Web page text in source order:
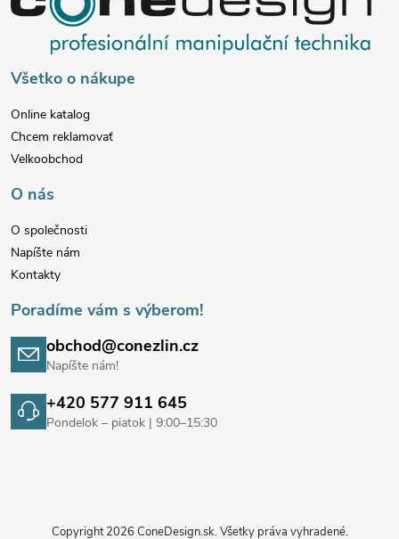
á
p
ä
t
e
Všetko o nákupe
Online katalog
Chcem reklamovať
Velkoobchod
O nás
O společnosti
Napíšte nám
Kontakty
Poradíme vám s výberom!
obchod@conezlin.cz
Napíšte nám!
+420 577 911 645
Pondelok – piatok | 9:00–15:30
Copyright 2026 ConeDesign.sk. Všetky práva vyhradené.